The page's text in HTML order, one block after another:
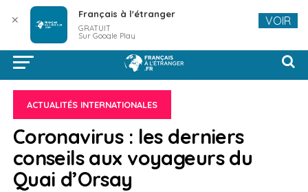
ACTUALITÉS INTERNATIONALES
Coronavirus : les derniers
conseils aux voyageurs du
Quai d’Orsay
✕ Français à l'étranger
GRATUIT
Sur Google Play
VOIR